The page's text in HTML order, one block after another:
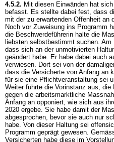
4.5.2. Mit diesen Einwänden hat
befasst. Es stellte dabei fest, dass
mit der zu erwartenden Offenheit an
Noch vor Zuweisung ins Programm
die Beschwerdeführerin halte die
liebsten selbstbestimmt suchen.
dass sich an der unmotivierten
geändert habe. Er habe dabei auch
verwiesen. Dort sei von der
dass die Versicherte von Anfang an
für sie eine Pflichtveranstaltung sei
Weiter führte die Vorinstanz aus, die
gegen die arbeitsmarktliche
Anfang an opponiert, wie sich aus
2020 ergebe. Sie habe damit der
abgesprochen, bevor sie auch nur
habe. Von dieser Haltung sei
Programm geprägt gewesen.
Versicherten habe diese im